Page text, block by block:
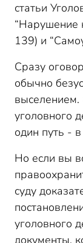
статьи
“Нарушение
139) и
Сразу
обычно
уголовного
один путь - в
Но если вы
суду
уголовного
документы,